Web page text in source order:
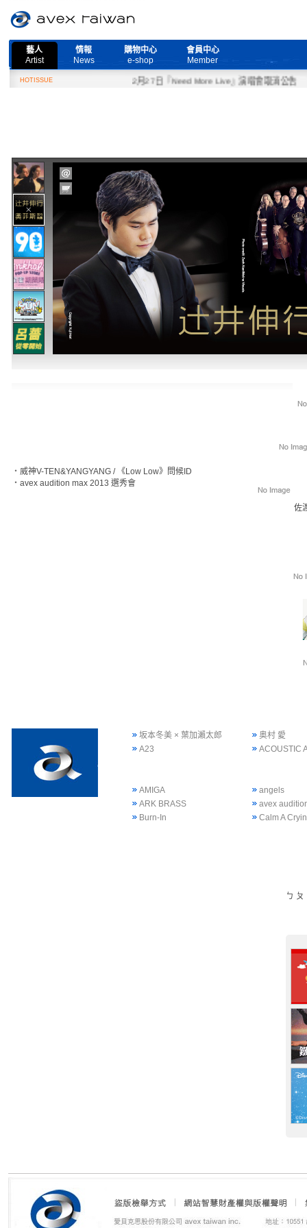
藝人
Artist
情報
News
購物中心
e-shop
會員中心
Member
HOTISSUE 2月27日『Need More Live』演唱會取消公告
‧ 威神V-TEN&YANGYANG / 《Low Low》問候ID
‧ avex audition max 2013 選秀會
佐
坂本冬美 × 葉加瀨太郎
奥村 愛
A23
ACOUSTIC
AMIGA
angels
ARK BRASS
avex
Burn-In
Calm A
ㄅ ㄆ